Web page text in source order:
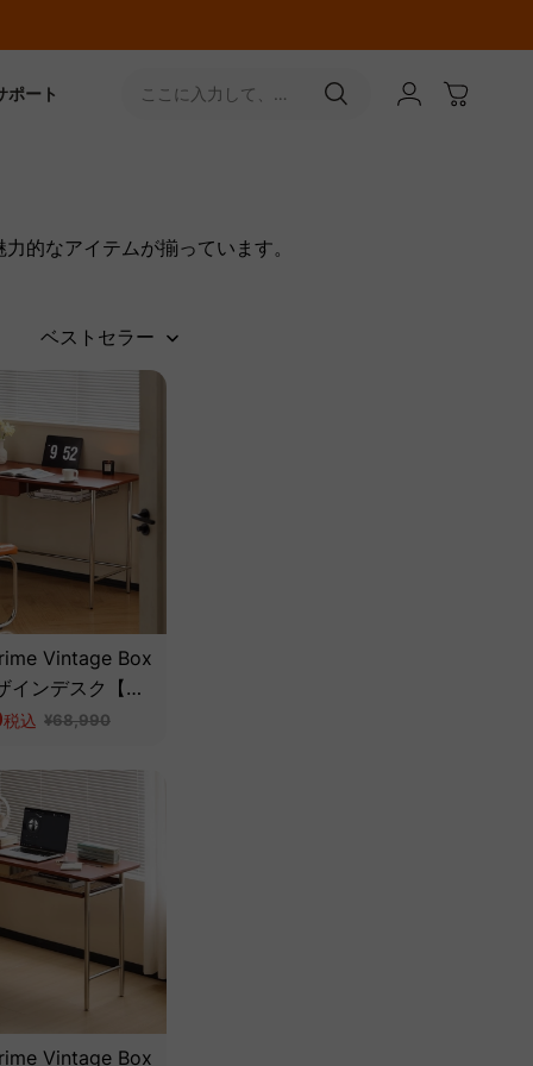
ポート
ここに入力して、
的なアイテムが揃っています。
ベストセラー
Vintage Box
インデスク【高
材】
税込 ¥68,990
Vintage Box